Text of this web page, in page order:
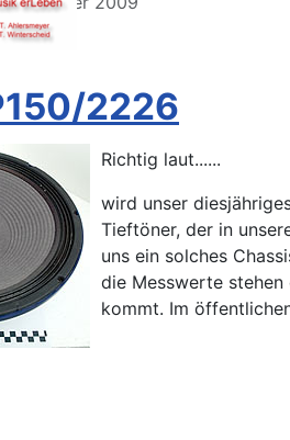
2226
Richtig laut......
wird unser
Tieftöner, der in
uns ein solches
die Messwerte stehen
kommt. Im